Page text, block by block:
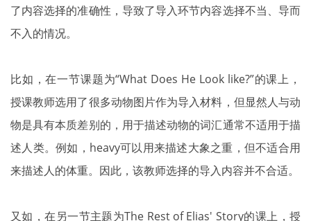
了内容选择的准确性，导致了导入环节内容选择不当、导而
不入的情况。
比如，在一节课题为“What Does He Look like?”的课上，
授课教师选用了很多动物图片作为导入材料，但显然人与动
物是具有本质差别的，用于描述动物的词汇通常不适用于描
述人类。例如，heavy可以用来描述大象之重，但不适合用
来描述人的体重。因此，该教师选择的导入内容并不合适。
又如，在另一节主题为The Rest of Elias' Story的课上，授